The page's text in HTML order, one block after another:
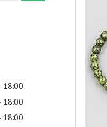
18:00
18:00
18:00